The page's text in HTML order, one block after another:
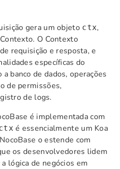
gera um objeto ctx,
O Contexto
requisição e resposta, e
específicas do
a banco de dados, operações
de permissões,
de logs.
é implementada com
é essencialmente um Koa
o estende com
os desenvolvedores lidem
lógica de negócios em